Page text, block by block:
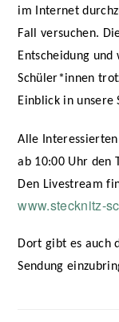
im Internet
Fall versuchen.
Entscheidung
Schüler*innen
Einblick in unsere
Alle
ab 10:00 Uhr den
Den Livestream
www.stecknitz-
Dort gibt es auch
Sendung